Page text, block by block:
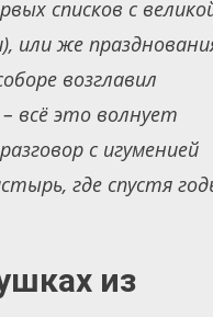
списков с
или же
возглавил
всё это волнует
с игуменией
где спустя
из